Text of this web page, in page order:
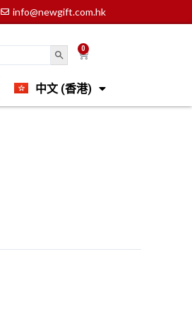
info@newgift.com.hk
0 Cart
中文 (香港)
English